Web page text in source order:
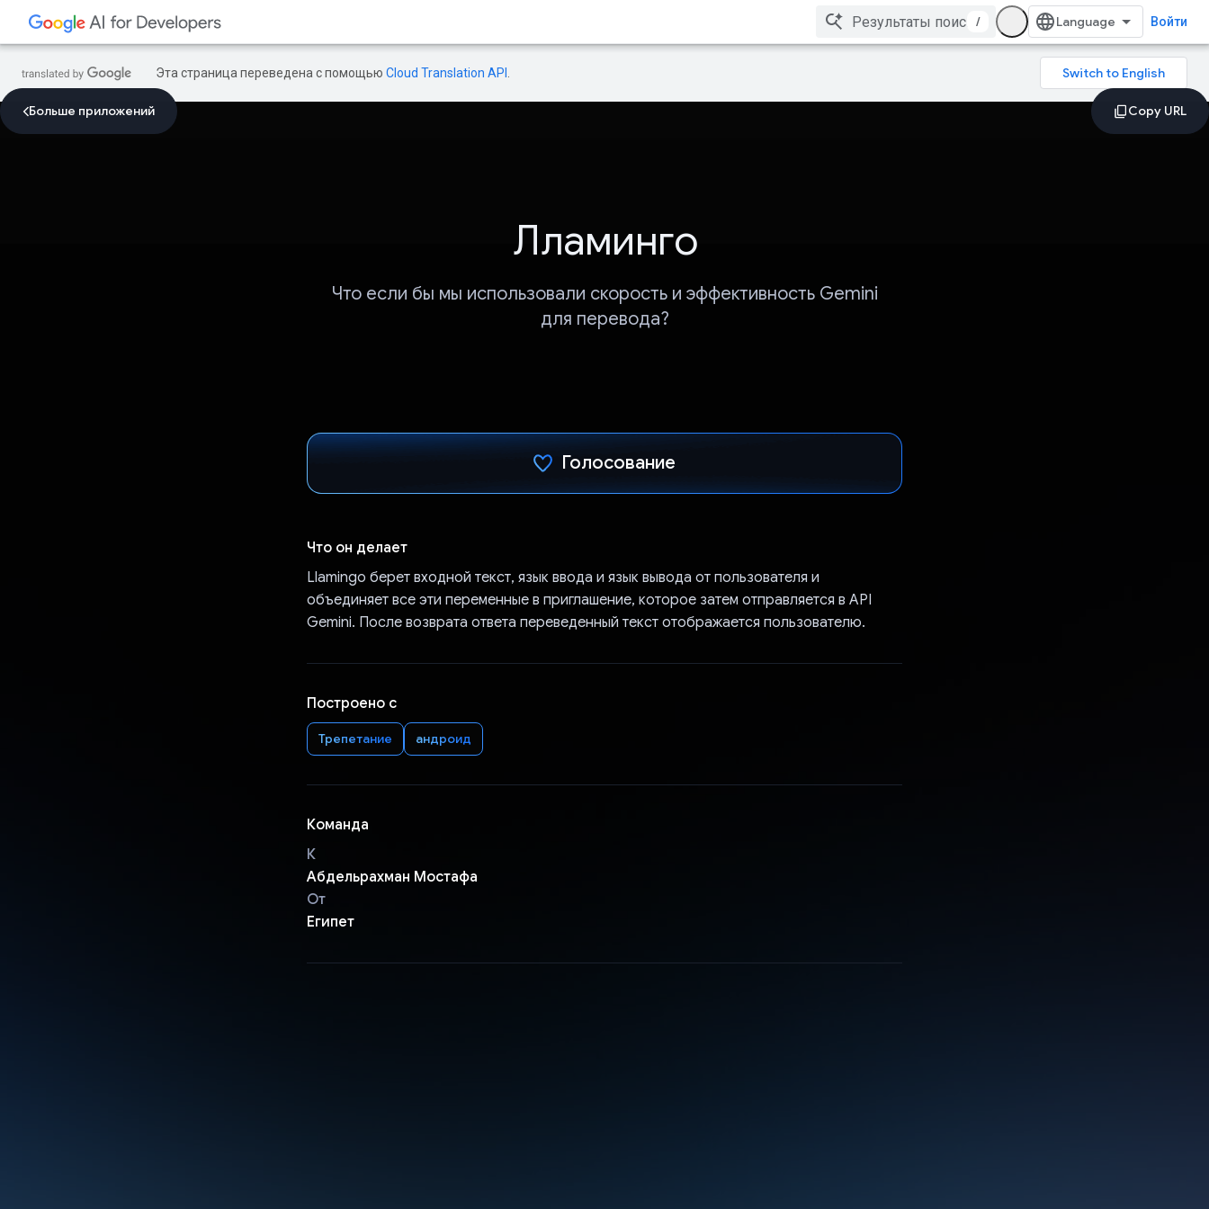
/ Войти
Эта страница переведена с помощью Cloud Translation API
Больше приложений
Лламинго
Что если бы мы использовали скорость и эффективность Gemini
для перевода?
Голосование
Что он делает
Llamingo берет входной текст, язык ввода и язык вывода от пользователя и
объединяет все эти переменные в приглашение, которое затем отправляется в API
Gemini. После возврата ответа переведенный текст отображается пользователю.
Построено с
Трепетание андроид
Команда
К
Абдельрахман Мостафа
От
Египет